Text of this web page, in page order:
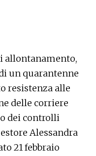
allontanamento,
un quarantenne
resistenza alle
delle corriere
dei controlli
Alessandra
21 febbraio